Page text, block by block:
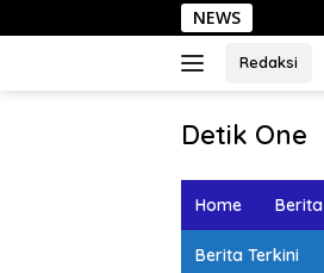
ke
NEWS
Redaksi
Detik One
Ungkap
Home Berita
Berita Terkini